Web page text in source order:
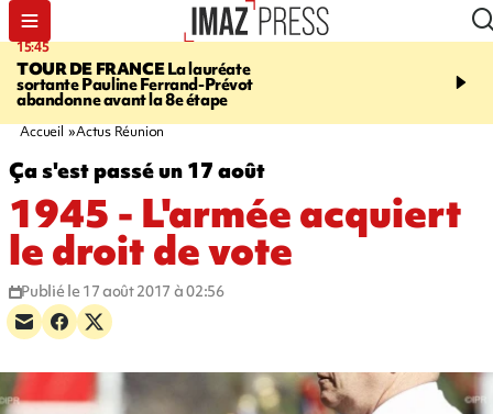
15:45
TOUR DE FRANCELa lauréate
sortante Pauline Ferrand-Prévot
abandonne avant la 8e étape
20:17
routière, concours de
Accueil Actus Réunion
Ça s'est passé un 17 août
1945 - L'armée acquiert
le droit de vote
Publié le 17 août 2017 à 02:56